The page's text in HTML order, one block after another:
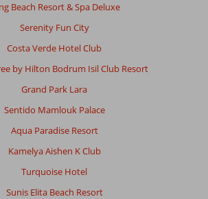
Beach Resort & Spa Deluxe
Serenity Fun City
Costa Verde Hotel Club
by Hilton Bodrum Isil Club Resort
Grand Park Lara
Sentido Mamlouk Palace
Aqua Paradise Resort
Kamelya Aishen K Club
Turquoise Hotel
Sunis Elita Beach Resort